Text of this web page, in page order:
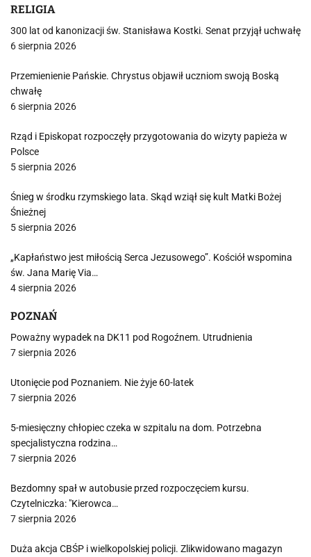
RELIGIA
300 lat od kanonizacji św. Stanisława Kostki. Senat przyjął uchwałę
6 sierpnia 2026
Przemienienie Pańskie. Chrystus objawił uczniom swoją Boską
chwałę
6 sierpnia 2026
Rząd i Episkopat rozpoczęły przygotowania do wizyty papieża w
Polsce
5 sierpnia 2026
Śnieg w środku rzymskiego lata. Skąd wziął się kult Matki Bożej
Śnieżnej
5 sierpnia 2026
„Kapłaństwo jest miłością Serca Jezusowego”. Kościół wspomina
św. Jana Marię Via…
4 sierpnia 2026
POZNAŃ
Poważny wypadek na DK11 pod Rogoźnem. Utrudnienia
7 sierpnia 2026
Utonięcie pod Poznaniem. Nie żyje 60-latek
7 sierpnia 2026
5-miesięczny chłopiec czeka w szpitalu na dom. Potrzebna
specjalistyczna rodzina…
7 sierpnia 2026
Bezdomny spał w autobusie przed rozpoczęciem kursu.
Czytelniczka: "Kierowca…
7 sierpnia 2026
Duża akcja CBŚP i wielkopolskiej policji. Zlikwidowano magazyn